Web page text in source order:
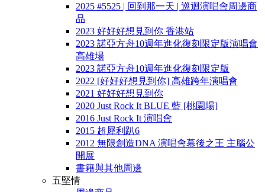
2025 #5525 | 回到那一天 | 巡迴演唱會周邊商
品
2023 好好好想見到你 香港站
2023 諾亞方舟10週年進化復刻限定版演唱會
高雄場
2023 諾亞方舟10週年進化復刻限定版
2022 [好好好想見到你] 高雄跨年演唱會
2021 好好好想見到你
2020 Just Rock It BLUE 藍 [桃園場]
2016 Just Rock It 演唱會
2015 超犀利趴6
2012 無限創造DNA 演唱會幕後之王 主腦公
開展
書籍與其他周邊
五堅情